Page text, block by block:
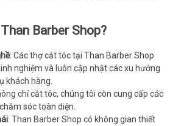
Barber Shop?
: Các thợ cắt tóc tại Than Barber Shop
nghiệm và luôn cập nhật các xu hướng
khách hàng.
chỉ cắt tóc, chúng tôi còn cung cấp các
sóc toàn diện.
: Than Barber Shop có không gian thiết